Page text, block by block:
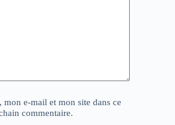
mon e-mail et mon site dans ce
commentaire.